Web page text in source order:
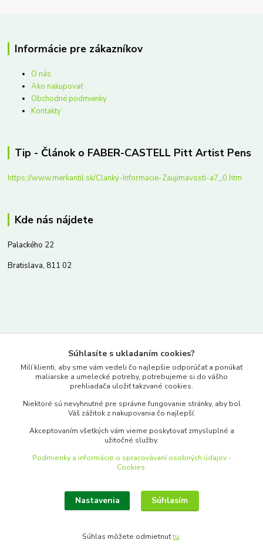
Informácie pre zákazníkov
O nás
Ako nakupovať
Obchodné podmienky
Kontakty
Tip - Článok o FABER-CASTELL Pitt Artist Pens
https://www.merkantil.sk/Clanky-Informacie-Zaujimavosti-a7_0.htm
Kde nás nájdete
Palackého 22
Bratislava, 811 02
www.merkantil.sk
Pondelok-Piatok: 9.00-17.00hod.
objednavky@merkantil-obchod.sk
Upraviť zber cookies.
Súhlasíte s ukladaním cookies?
Milí klienti, aby sme vám vedeli čo najlepšie odporúčať a ponúkať
maliarske a umelecké potreby, potrebujeme si do vášho
prehliadača uložiť takzvané cookies.
Niektoré sú nevyhnutné pre správne fungovanie stránky, aby bol
Váš zážitok z nakupovania čo najlepší.
Akceptovaním všetkých vám vieme poskytovať zmysluplné a
užitočné služby.
Podmienky a informácie o spracovávaní osobných údajov -
Cookies.
Nastavenia Súhlasím
Súhlas môžete odmietnuťtu.